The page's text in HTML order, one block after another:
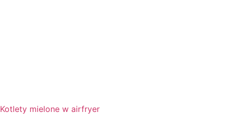
Kotlety mielone w airfryer